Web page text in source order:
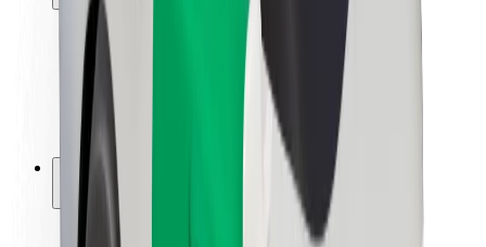
Ασφάλεια επιβάτη
Ασφάλεια οδηγών
Ασφάλεια σκούτερ
Εργαστήριο ασφάλειας
Πόλεις
Τοποθεσίες